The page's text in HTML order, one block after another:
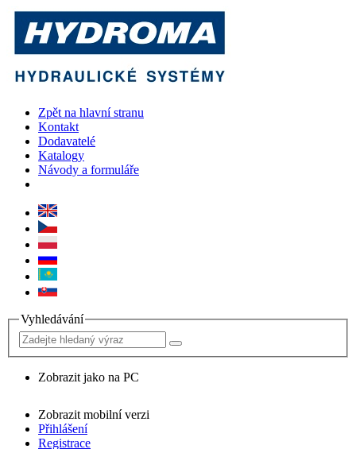
Zpět na hlavní stranu
Kontakt
Dodavatelé
Katalogy
Návody a formuláře
Vyhledávání
Zobrazit jako na PC
Zobrazit mobilní verzi
Přihlášení
Registrace